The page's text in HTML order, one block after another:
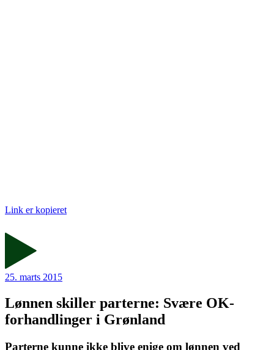
Link er kopieret
25. marts 2015
Lønnen skiller parterne: Svære OK-
forhandlinger i Grønland
Parterne kunne ikke blive enige om lønnen ved